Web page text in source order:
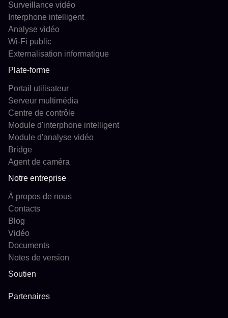
Surveillance vidéo
Interphone intelligent
Analyse vidéo
Wi-Fi public
Externalisation informatique
Plate-forme
Portail utilisateur
Serveur multimédia
Centre de contrôle
Module d'interphone intelligent
Module d'analyse vidéo
Bridge
Agent de caméra
Notre entreprise
À propos de nous
Contacts
Blog
Vidéo
Documents
Notes de version
Soutien
Partenaires